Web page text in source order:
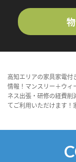
高知エリアの家具家電付
情報！マンスリー＋ウィ
ネス出張・研修の経費削
てご利用いただけます！